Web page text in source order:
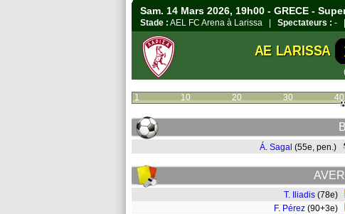
Sam. 14 Mars 2026, 19h00 - GRECE -
Stade : AEL FC Arena à Larissa | Spectateurs : -
AE LARISSA
1 10 20 30 40
Á. Sagal (55e, pen.)
T. Iliadis (78e)
F. Pérez (90+3e)